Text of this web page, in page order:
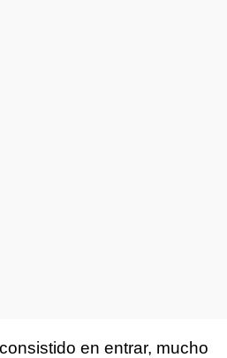
en entrar, mucho